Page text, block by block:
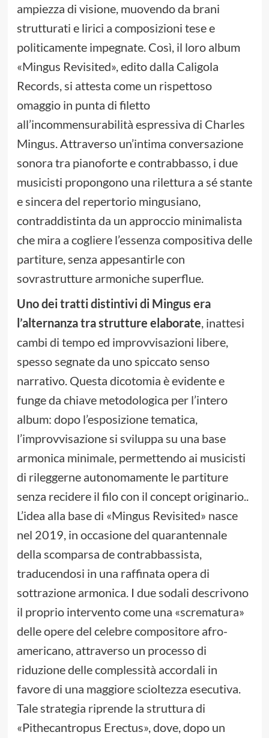
ampiezza di visione, muovendo da brani
strutturati e lirici a composizioni tese e
politicamente impegnate. Così, il loro album
«Mingus Revisited», edito dalla Caligola
Records, si attesta come un rispettoso
omaggio in punta di filetto
all’incommensurabilità espressiva di Charles
Mingus. Attraverso un’intima conversazione
sonora tra pianoforte e contrabbasso, i due
musicisti propongono una rilettura a sé stante
e sincera del repertorio mingusiano,
contraddistinta da un approccio minimalista
che mira a cogliere l’essenza compositiva delle
partiture, senza appesantirle con
sovrastrutture armoniche superflue.
Uno dei tratti distintivi di Mingus era
l’alternanza tra strutture elaborate, inattesi
cambi di tempo ed improvvisazioni libere,
spesso segnate da uno spiccato senso
narrativo. Questa dicotomia è evidente e
funge da chiave metodologica per l’intero
album: dopo l’esposizione tematica,
l’improvvisazione si sviluppa su una base
armonica minimale, permettendo ai musicisti
di rileggerne autonomamente le partiture
senza recidere il filo con il concept originario..
L’idea alla base di «Mingus Revisited» nasce
nel 2019, in occasione del quarantennale
della scomparsa de contrabbassista,
traducendosi in una raffinata opera di
sottrazione armonica. I due sodali descrivono
il proprio intervento come una «scrematura»
delle opere del celebre compositore afro-
americano, attraverso un processo di
riduzione delle complessità accordali in
favore di una maggiore scioltezza esecutiva.
Tale strategia riprende la struttura di
«Pithecantropus Erectus», dove, dopo un